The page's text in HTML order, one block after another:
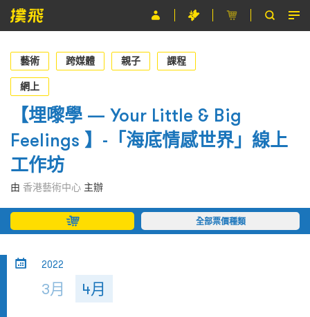
節目
主辦單位
關於撲飛
條款及細則
EN
藝術 跨媒體 親子 課程
網上
【埋嚟學 — Your Little & Big
Feelings 】-「海底情感世界」線上
工作坊
由 香港藝術中心 主辦
全部票價種類
2022
3月 4月